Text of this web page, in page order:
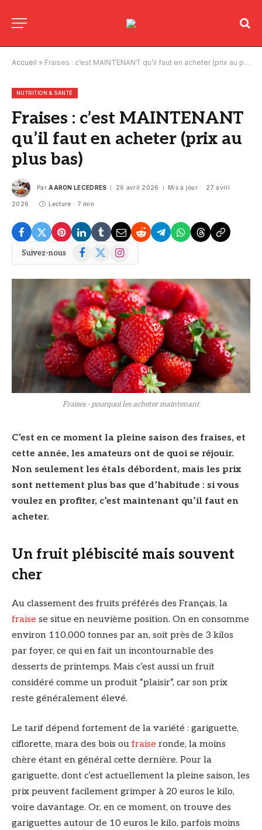
Accueil » Fraises : c’est MAINTENANT qu’il faut en acheter (prix au plus bas)
NUTRITION & SANTÉ
Fraises : c’est MAINTENANT
qu’il faut en acheter (prix au
plus bas)
Par AARON LECEDRES 26 avril 2026 Mis à jour : 27 avril
2026 Lecture : 7 min
Suivez-nous Facebook
X
Instagram
Fraises - pourquoi les acheter maintenant
C’est en ce moment la pleine saison des fraises, et
cette année, les amateurs ont de quoi se réjouir.
Non seulement les étals débordent, mais les prix
sont nettement plus bas que d’habitude : si vous
voulez en profiter, c’est maintenant qu’il faut en
acheter.
Un fruit plébiscité mais souvent
cher
Au classement des fruits préférés des Français, la
fraise se situe en neuvième position. On en consomme
environ 110.000 tonnes par an, soit près de 3 kilos
par foyer, ce qui en fait un incontournable des
desserts de printemps. Mais c’est aussi un fruit
considéré comme un produit “plaisir”, car son prix
reste généralement élevé.
Le tarif dépend fortement de la variété : gariguette,
ciflorette, mara des bois ou fraise ronde, la moins
chère étant en général cette dernière. Pour la
gariguette, dont c’est actuellement la pleine saison, les
prix peuvent facilement grimper à 20 euros le kilo,
voire davantage. Or, en ce moment, on trouve des
gariguettes autour de 10 euros le kilo, parfois moins